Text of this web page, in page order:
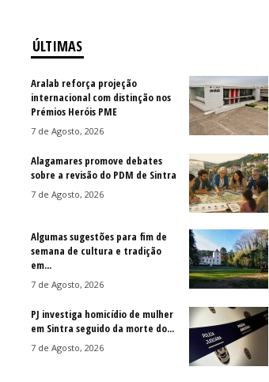
ÚLTIMAS
Aralab reforça projeção
internacional com distinção nos
Prémios Heróis PME
7 de Agosto, 2026
Alagamares promove debates
sobre a revisão do PDM de Sintra
7 de Agosto, 2026
Algumas sugestões para fim de
semana de cultura e tradição
em...
7 de Agosto, 2026
PJ investiga homicídio de mulher
em Sintra seguido da morte do...
7 de Agosto, 2026